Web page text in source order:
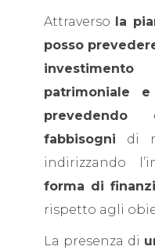
Attraverso
la
posso
patrimoniale
fabbisogni di
indirizzando
forma di
rispetto agli
La presenza di